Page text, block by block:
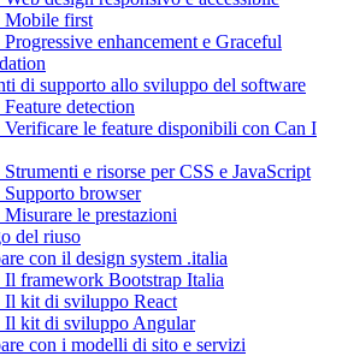
Mobile first
enhancement e Graceful
di supporto allo sviluppo del software
detection
Verificare le feature disponibili con Can I
e risorse per CSS e JavaScript
Supporto browser
Misurare le prestazioni
del riuso
con il design system .italia
Il framework Bootstrap Italia
Il kit di sviluppo React
Il kit di sviluppo Angular
con i modelli di sito e servizi